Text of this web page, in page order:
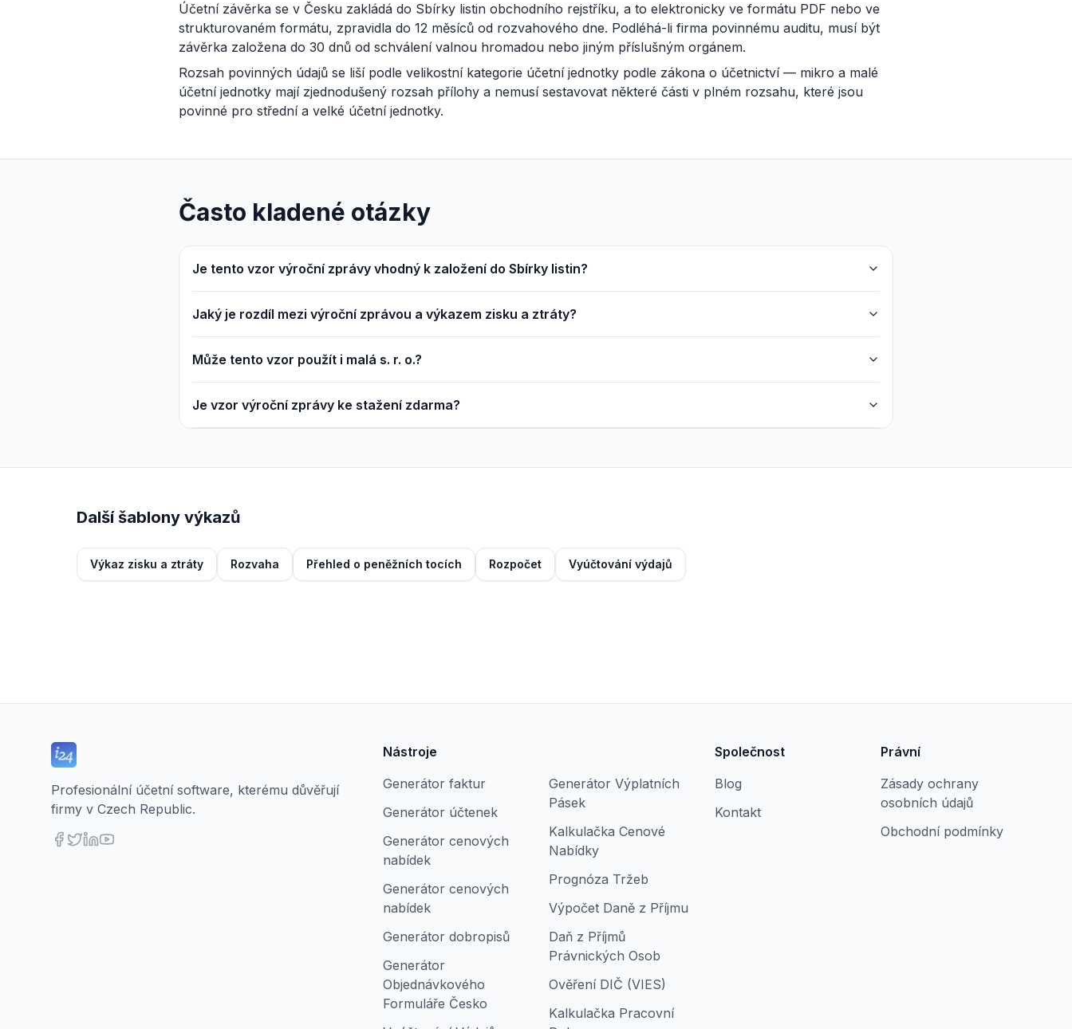
Účetní závěrka se v Česku zakládá do Sbírky listin obchodního rejstříku, a to elektronicky ve formátu PDF nebo ve
strukturovaném formátu, zpravidla do 12 měsíců od rozvahového dne. Podléhá-li firma povinnému auditu, musí být
závěrka založena do 30 dnů od schválení valnou hromadou nebo jiným příslušným orgánem.
Rozsah povinných údajů se liší podle velikostní kategorie účetní jednotky podle zákona o účetnictví — mikro a malé
účetní jednotky mají zjednodušený rozsah přílohy a nemusí sestavovat některé části v plném rozsahu, které jsou
povinné pro střední a velké účetní jednotky.
Často kladené otázky
Je tento vzor výroční zprávy vhodný k založení do Sbírky listin?
Jaký je rozdíl mezi výroční zprávou a výkazem zisku a ztráty?
Může tento vzor použít i malá s. r. o.?
Je vzor výroční zprávy ke stažení zdarma?
Další šablony výkazů
Výkaz zisku a ztráty Rozvaha Přehled o peněžních tocích Rozpočet Vyúčtování výdajů
Profesionální účetní software, kterému důvěřují
firmy v Czech Republic.
Nástroje
Generátor faktur
Generátor účtenek
Generátor cenových
nabídek
Generátor cenových
nabídek
Generátor dobropisů
Generátor
Objednávkového
Formuláře Česko
Generátor Výplatních
Pásek
Kalkulačka Cenové
Nabídky
Prognóza Tržeb
Výpočet Daně z Příjmu
Daň z Příjmů
Právnických Osob
Ověření DIČ (VIES)
Kalkulačka Pracovní
Společnost
Blog
Kontakt
Právní
Zásady ochrany
osobních údajů
Obchodní podmínky